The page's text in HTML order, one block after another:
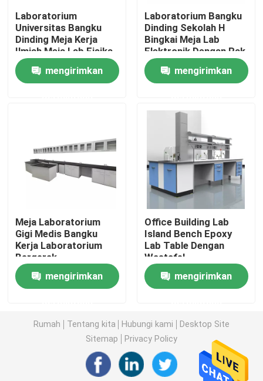
Furnitur Laboratorium Modern
Furnitur Laboratorium Sekolah
Bangku Dinding Laboratorium
Lemari Asam Laboratorium
Bangku Neraca Laboratorium
Bangku Kerja Laboratorium
Kabinet Penyimpanan Keamanan
Kabinet Keamanan Hayati
Laboratorium
Universitas Bangku
Dinding Meja Kerja
Ilmiah Meja Lab Fisika
mengirimkan
Laboratorium Bangku
Dinding Sekolah H
Bingkai Meja Lab
Elektronik Dengan Rak
Reagen
mengirimkan
Meja Laboratorium
Gigi Medis Bangku
Kerja Laboratorium
Bergerak
mengirimkan
Office Building Lab
Island Bench Epoxy
Lab Table Dengan
Wastafel
mengirimkan
Rumah Tentang kita Hubungi kami
Desktop Site
Sitemap
Privacy Policy